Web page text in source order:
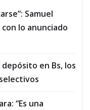
Samuel
lo anunciado
depósito en Bs, los
“Es una